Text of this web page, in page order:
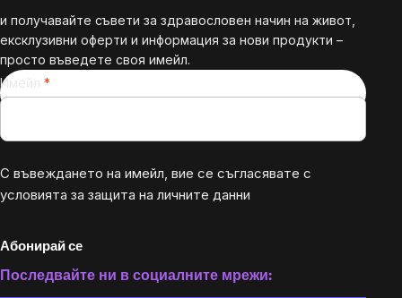
и получавайте съвети за здравословен начин на живот,
ексклузивни оферти и информация за нови продукти –
просто въведете своя имейл.
Имейл
С въвеждането на имейл, вие се съгласявате с
условията за защита на личните данни
Абонирай се
Последвайте ни в социалните мрежи: